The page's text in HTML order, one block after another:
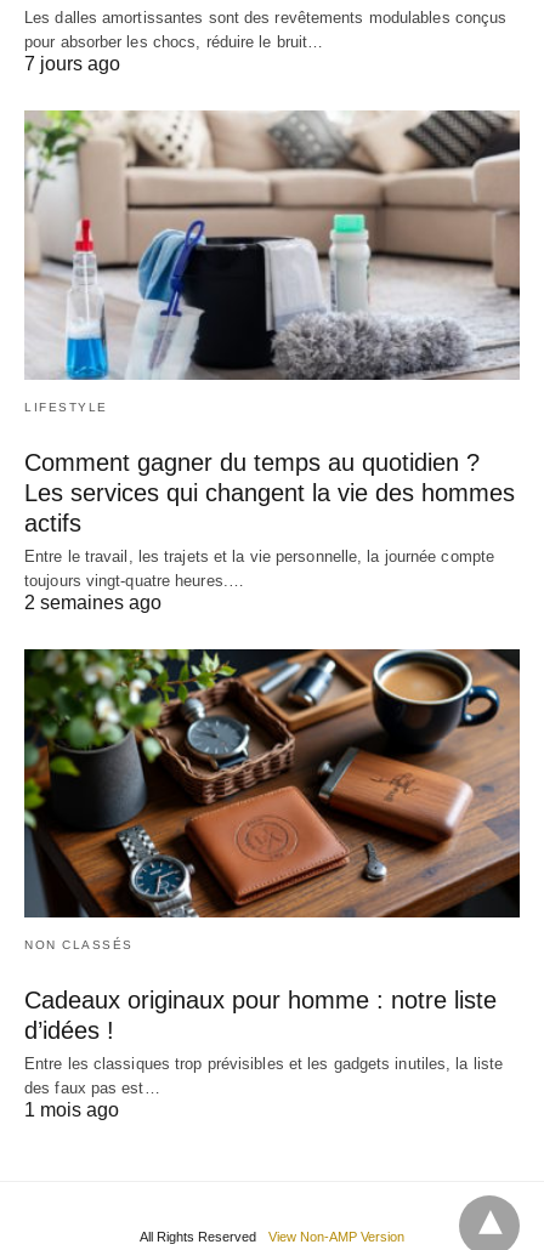
Les dalles amortissantes sont des revêtements modulables conçus
pour absorber les chocs, réduire le bruit…
7 jours ago
LIFESTYLE
Comment gagner du temps au quotidien ?
Les services qui changent la vie des hommes
actifs
Entre le travail, les trajets et la vie personnelle, la journée compte
toujours vingt-quatre heures.…
2 semaines ago
NON CLASSÉS
Cadeaux originaux pour homme : notre liste
d’idées !
Entre les classiques trop prévisibles et les gadgets inutiles, la liste
des faux pas est…
1 mois ago
All Rights Reserved View Non-AMP Version